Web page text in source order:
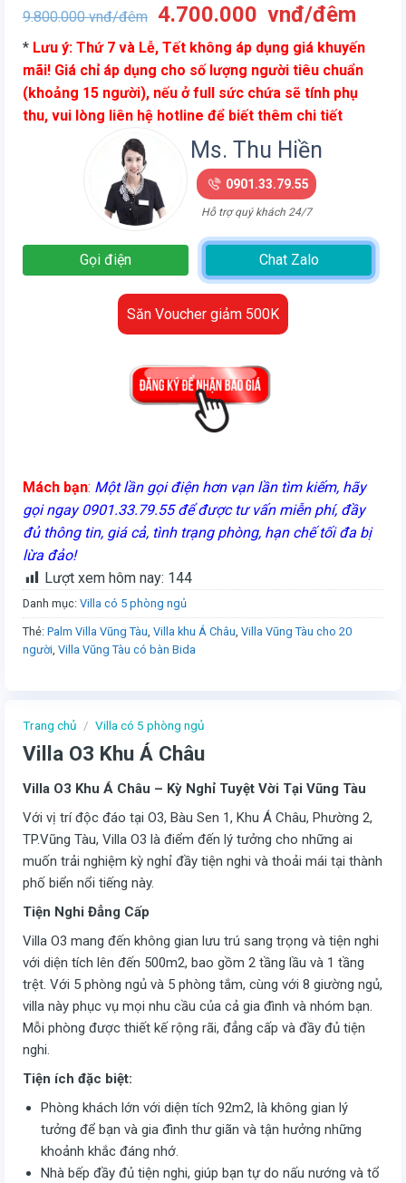
Trang chủ / Villa có 5 phòng ngủ
Villa O3 Khu Á Châu
Villa O3 Khu Á Châu – Kỳ Nghỉ Tuyệt Vời Tại Vũng Tàu
Với vị trí độc đáo tại O3, Bàu Sen 1, Khu Á Châu, Phường 2,
TP.Vũng Tàu, Villa O3 là điểm đến lý tưởng cho những ai
muốn trải nghiệm kỳ nghỉ đầy tiện nghi và thoải mái tại thành
phố biển nổi tiếng này.
Tiện Nghi Đẳng Cấp
Villa O3 mang đến không gian lưu trú sang trọng và tiện nghi
với diện tích lên đến 500m2, bao gồm 2 tầng lầu và 1 tầng
trệt. Với 5 phòng ngủ và 5 phòng tắm, cùng với 8 giường ngủ,
villa này phục vụ mọi nhu cầu của cả gia đình và nhóm bạn.
Mỗi phòng được thiết kế rộng rãi, đẳng cấp và đầy đủ tiện
nghi.
Tiện ích đặc biệt:
Phòng khách lớn với diện tích 92m2, là không gian lý
tưởng để bạn và gia đình thư giãn và tận hưởng những
khoảnh khắc đáng nhớ.
Nhà bếp đầy đủ tiện nghi, giúp bạn tự do nấu nướng và tổ
9.800.000vnđ/đêm
Giá
gốc
là:
9.800.000
vnđ/
đêm.
4.700.000 vnđ/đêmGiá
hiện
tại
là:
* Lưu ý: Thứ 7 và Lễ, Tết không áp dụng giá khuyến
mãi! Giá chỉ áp dụng cho số lượng người tiêu chuẩn
(khoảng 15 người), nếu ở full sức chứa sẽ tính phụ
thu, vui lòng liên hệ hotline để biết thêm chi tiết
Ms. Thu Hiền
0901.33.79.55
Hỗ trợ quý khách 24/7
Gọi điện Chat Zalo
Săn Voucher giảm 500K
Mách bạn: Một lần gọi điện hơn vạn lần tìm kiếm, hãy
gọi ngay 0901.33.79.55 để được tư vấn miễn phí, đầy
đủ thông tin, giá cả, tình trạng phòng, hạn chế tối đa bị
lừa đảo!
Lượt xem hôm nay: 144
Danh mục: Villa có 5 phòng ngủ
Thẻ: Palm Villa Vũng Tàu, Villa khu Á Châu, Villa Vũng Tàu cho 20
người, Villa Vũng Tàu có bàn Bida